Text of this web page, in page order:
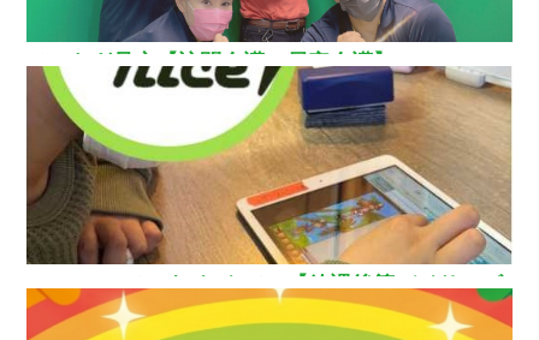
ひいらぎ足立【訪問介護・居宅介護】
How nice（ハウ ナイス）!【放課後等デイサービ
ス】